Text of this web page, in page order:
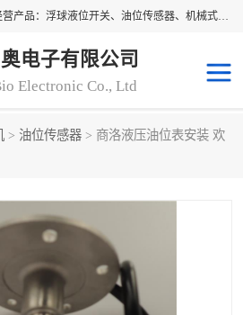
东莞市柏奥电子有限公司主要经营产品：浮球液位开关、油位传感器、机械式油表、浮球液位计、水位控制浮球阀、料位开关，水流开关、油水位控制配套仪表等。柏奥电子，您可信赖的合作伙伴
电子有限公司
Electronic Co., Ltd
> 油位传感器 > 商洛液压油位表安装 欢
水流开关
油位表
浮球阀